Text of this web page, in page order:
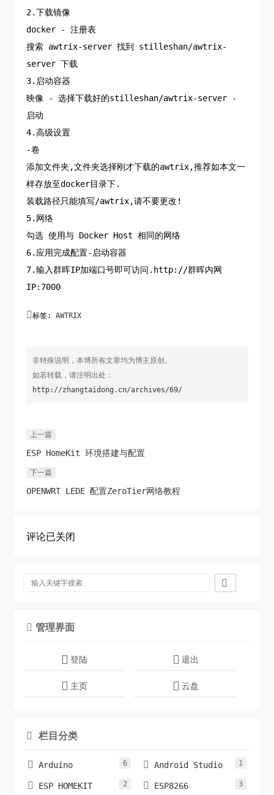
2.下载镜像
docker - 注册表
搜索 awtrix-server 找到 stilleshan/awtrix-
server 下载
3.启动容器
映像 - 选择下载好的stilleshan/awtrix-server -
启动
4.高级设置
-卷
添加文件夹,文件夹选择刚才下载的awtrix,推荐如本文一
样存放至docker目录下.
装载路径只能填写/awtrix,请不要更改!
5.网络
勾选 使用与 Docker Host 相同的网络
6.应用完成配置-启动容器
7.输入群晖IP加端口号即可访问.http://群晖内网
IP:7000
标签: AWTRIX
非特殊说明，本博所有文章均为博主原创。
如若转载，请注明出处：
http://zhangtaidong.cn/archives/69/
上一篇
ESP HomeKit 环境搭建与配置
下一篇
OPENWRT LEDE 配置ZeroTier网络教程
评论已关闭

 管理界面
登陆 退出
主页 云盘
 栏目分类
 Arduino 6  Android Studio 1
 ESP HOMEKIT 2  ESP8266 3